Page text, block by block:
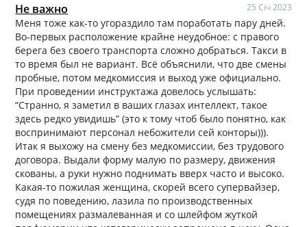
Не важно 25 Січ 2023
Меня тоже как-то угораздило там поработать пару дней.
Во-первых расположение крайне неудобное: с правого
берега без своего транспорта сложно добраться. Такси в
то время был не вариант. Всё объяснили, что две смены
пробные, потом медкомиссия и выход уже официально.
При проведении инструктажа довелось услышать:
“Странно, я заметил в ваших глазах интеллект, такое
здесь редко увидишь” (это к тому чтоб было понятно, как
воспринимают персонал небожители сей конторы))).
Итак я выхожу на смену без медкомиссии, без трудового
договора. Выдали форму малую по размеру, движения
скованы, а руки нужно поднимать вверх часто и высоко.
Какая-то пожилая женщина, скорей всего супервайзер,
судя по поведению, лазила по производственных
помещениях размалеванная и со шлейфом жуткой